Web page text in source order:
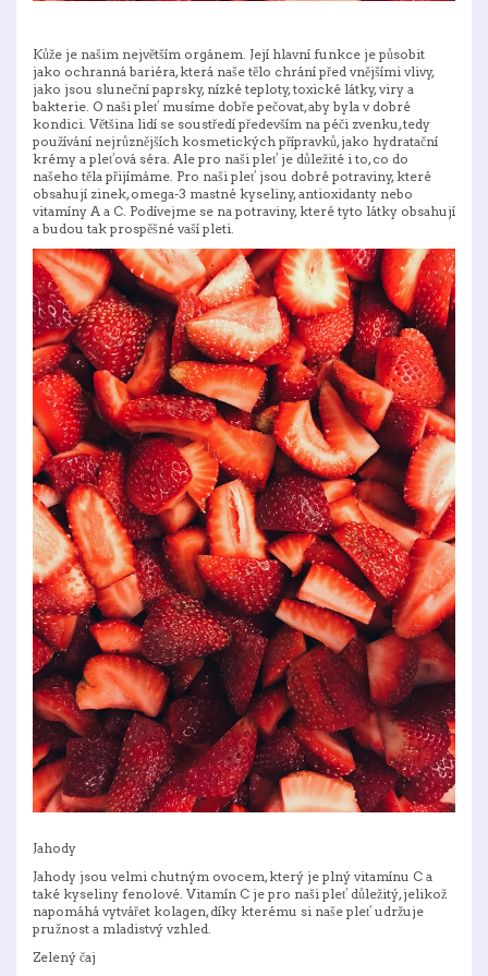
Kůže je našim největším orgánem. Její hlavní funkce je působit
jako ochranná bariéra, která naše tělo chrání před vnějšími vlivy,
jako jsou sluneční paprsky, nízké teploty, toxické látky, viry a
bakterie. O naši pleť musíme dobře pečovat, aby byla v dobré
kondici. Většina lidí se soustředí především na péči zvenku, tedy
používání nejrůznějších kosmetických přípravků, jako hydratační
krémy a pleťová séra. Ale pro naši pleť je důležité i to, co do
našeho těla přijímáme. Pro naši pleť jsou dobré potraviny, které
obsahují zinek, omega-3 mastné kyseliny, antioxidanty nebo
vitamíny A a C. Podívejme se na potraviny, které tyto látky obsahují
a budou tak prospěšné vaší pleti.
Jahody
Jahody jsou velmi chutným ovocem, který je plný vitamínu C a
také kyseliny fenolové. Vitamín C je pro naši pleť důležitý, jelikož
napomáhá vytvářet kolagen, díky kterému si naše pleť udržuje
pružnost a mladistvý vzhled.
Zelený čaj